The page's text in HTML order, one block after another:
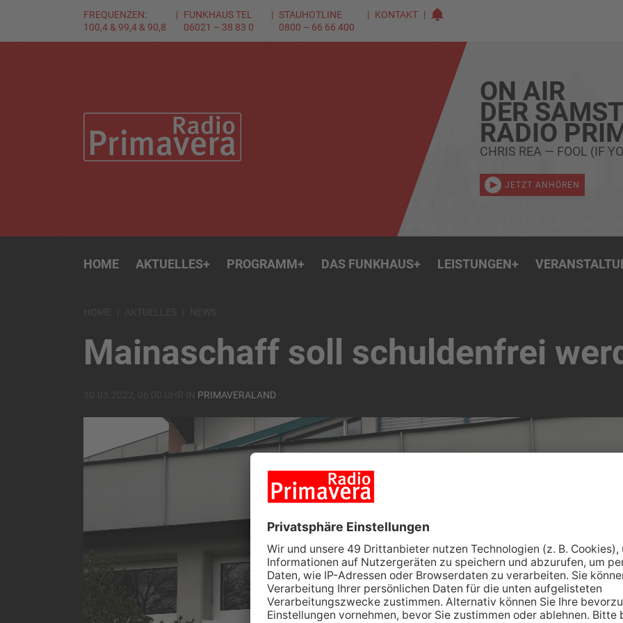
FREQUENZEN:
100,4 & 99,4 & 90,8
FUNKHAUS TEL
06021 – 38 83 0
STAUHOTLINE
0800 – 66 66 400
KONTAKT
ON AIR
DER
RADIO
CHRIS REA — FOOL (IF
JETZT ANHÖREN
HOME AKTUELLES+ PROGRAMM+ DAS FUNKHAUS+ LEISTUNGEN+
Mainaschaff soll schuldenfrei
PRIMAVERALAND